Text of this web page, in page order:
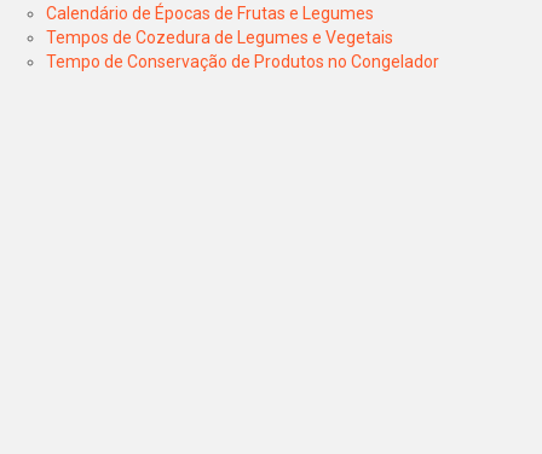
Calendário de Épocas de Frutas e Legumes
Tempos de Cozedura de Legumes e Vegetais
Tempo de Conservação de Produtos no Congelador